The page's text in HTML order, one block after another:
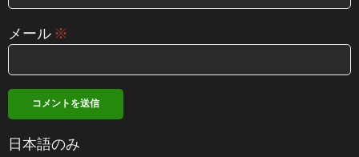
メール ※
日本語のみ